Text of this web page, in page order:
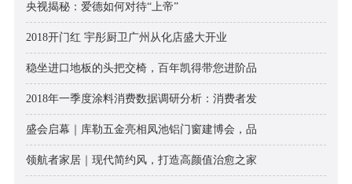
央视揭秘：爱德如何对待“上帝”
2018开门红 宇彤厨卫广州从化店盛大开业
稳坐进口地板的头把交椅，百年凯得带您进阶品
2018年一季度涂料消费数据调研分析：消费者发
盛会启幕｜库勒五金亮相凤池铝门窗建博会，品
领航者家居｜现代简约风，打造高颜值治愈之家